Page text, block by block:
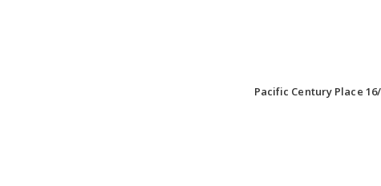
Pacific Century Place 16/